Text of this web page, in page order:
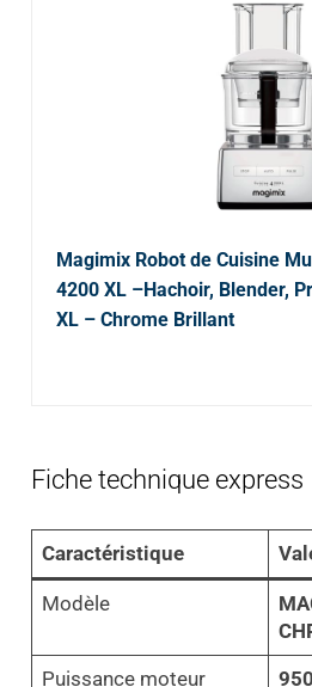
Magimix Robot de Cuisine
4200 XL –Hachoir, Blender,
XL – Chrome Brillant
Fiche technique express
Caractéristique
Modèle
Puissance moteur